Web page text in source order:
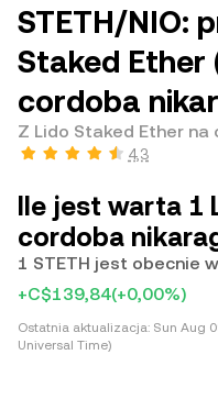
STETH/NIO:
Staked Ether
cordoba
Z Lido Staked Ether
4,3
Ile jest warta 1
cordoba
1 STETH jest obecnie
+C$139,84(+0,00%)
Ostatnia aktualizacja: Sun Aug
Universal Time)